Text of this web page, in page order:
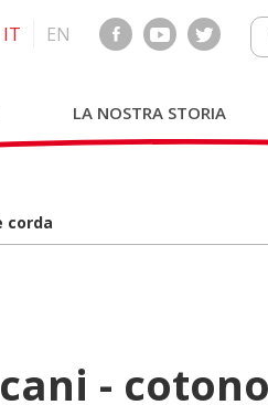
IT EN
LA NOSTRA STORIA
corda